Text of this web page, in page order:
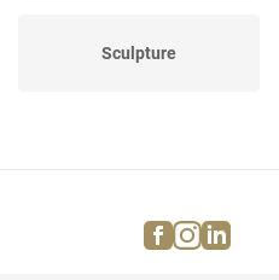
Sculpture
Horloges
facebook